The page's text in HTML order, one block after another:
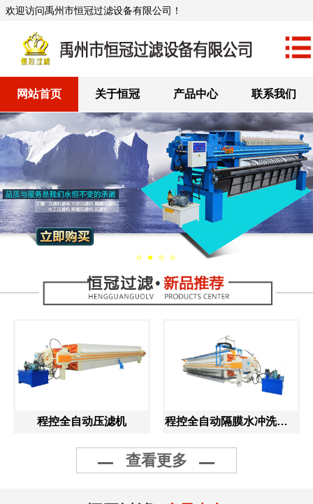
欢迎访问禹州市恒冠过滤设备有限公司！
网站首页 关于恒冠 产品中心 联系我们
程控全自动压滤机 程控全自动隔膜水冲洗压滤机
查看更多